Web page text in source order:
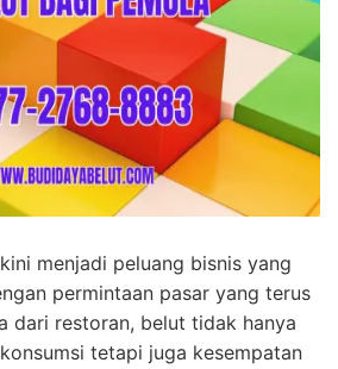
menjadi peluang bisnis yang
permintaan pasar yang terus
dari restoran, belut tidak hanya
tetapi juga kesempatan